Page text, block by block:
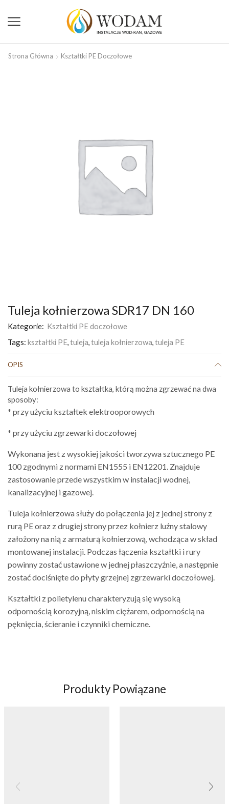
Strona Główna Kształtki PE Doczołowe
Tuleja kołnierzowa SDR17 DN 160
Kategorie: Kształtki PE doczołowe
Tags: kształtki PE,tuleja,tuleja kołnierzowa,tuleja PE
OPIS
Tuleja kołnierzowa to kształtka, którą można zgrzewać na dwa
sposoby:
* przy użyciu kształtek elektrooporowych
* przy użyciu zgrzewarki doczołowej
Wykonana jest z wysokiej jakości tworzywa sztucznego PE
100 zgodnymi z normami EN1555 i EN12201. Znajduje
zastosowanie przede wszystkim w instalacji wodnej,
kanalizacyjnej i gazowej.
Tuleja kołnierzowa służy do połączenia jej z jednej strony z
rurą PE oraz z drugiej strony przez kołnierz luźny stalowy
założony na nią z armaturą kołnierzową, wchodząca w skład
montowanej instalacji. Podczas łączenia kształtki i rury
powinny zostać ustawione w jednej płaszczyźnie, a następnie
zostać dociśnięte do płyty grzejnej zgrzewarki doczołowej.
Kształtki z polietylenu charakteryzują się wysoką
odpornością korozyjną, niskim ciężarem, odpornością na
pęknięcia, ścieranie i czynniki chemiczne.
Produkty Powiązane